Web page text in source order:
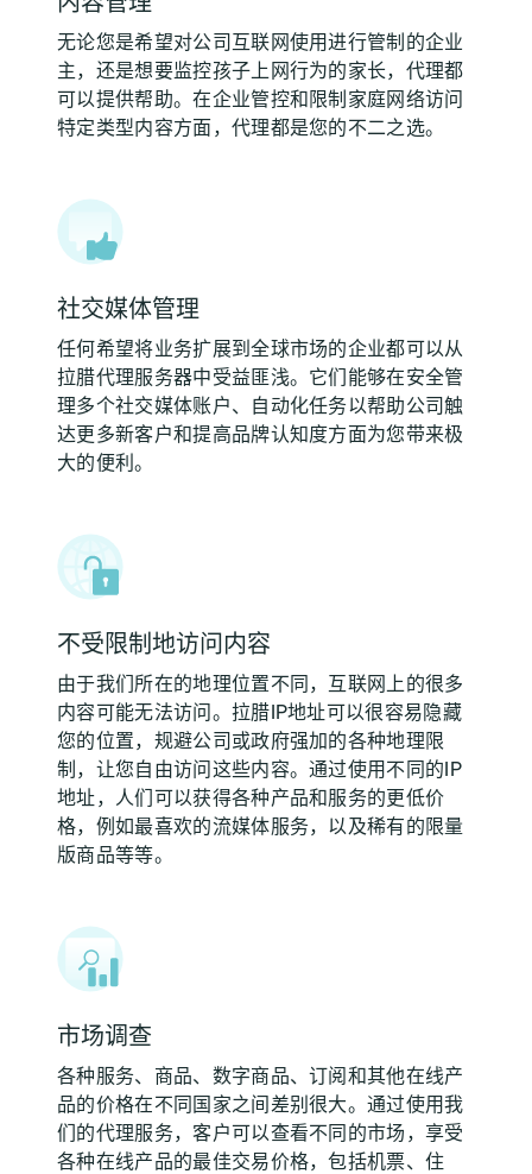
无论您是希望对公司互联网使用进行管制的企业
主，还是想要监控孩子上网行为的家长，代理都
可以提供帮助。在企业管控和限制家庭网络访问
特定类型内容方面，代理都是您的不二之选。
社交媒体管理
任何希望将业务扩展到全球市场的企业都可以从
拉腊代理服务器中受益匪浅。它们能够在安全管
理多个社交媒体账户、自动化任务以帮助公司触
达更多新客户和提高品牌认知度方面为您带来极
大的便利。
不受限制地访问内容
由于我们所在的地理位置不同，互联网上的很多
内容可能无法访问。拉腊IP地址可以很容易隐藏
您的位置，规避公司或政府强加的各种地理限
制，让您自由访问这些内容。通过使用不同的IP
地址，人们可以获得各种产品和服务的更低价
格，例如最喜欢的流媒体服务，以及稀有的限量
版商品等等。
市场调查
各种服务、商品、数字商品、订阅和其他在线产
品的价格在不同国家之间差别很大。通过使用我
们的代理服务，客户可以查看不同的市场，享受
各种在线产品的最佳交易价格，包括机票、住